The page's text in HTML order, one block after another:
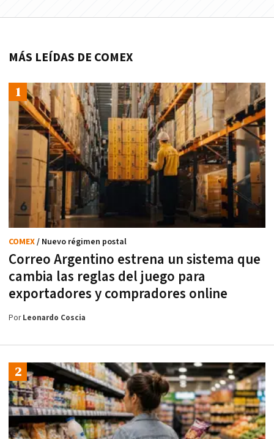
MÁS LEÍDAS DE COMEX
Correo Argentino estrena un sistema que
cambia las reglas del juego para
exportadores y compradores online
COMEX/ Nuevo régimen postal
PorLeonardo Coscia